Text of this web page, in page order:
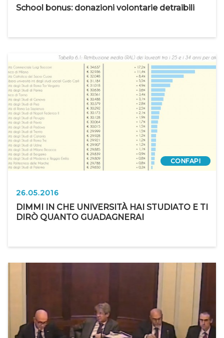
School bonus: donazioni volontarie detraibili
CONFAPI
26.05.2016
DIMMI IN CHE UNIVERSITÀ HAI STUDIATO E TI
DIRÒ QUANTO GUADAGNERAI